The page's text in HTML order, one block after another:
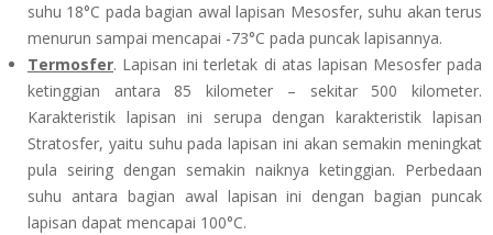
suhu 18°C pada bagian awal lapisan Mesosfer, suhu akan terus
menurun sampai mencapai -73°C pada puncak lapisannya.
Termosfer. Lapisan ini terletak di atas lapisan Mesosfer pada
ketinggian antara 85 kilometer – sekitar 500 kilometer.
Karakteristik lapisan ini serupa dengan karakteristik lapisan
Stratosfer, yaitu suhu pada lapisan ini akan semakin meningkat
pula seiring dengan semakin naiknya ketinggian. Perbedaan
suhu antara bagian awal lapisan ini dengan bagian puncak
lapisan dapat mencapai 100°C.